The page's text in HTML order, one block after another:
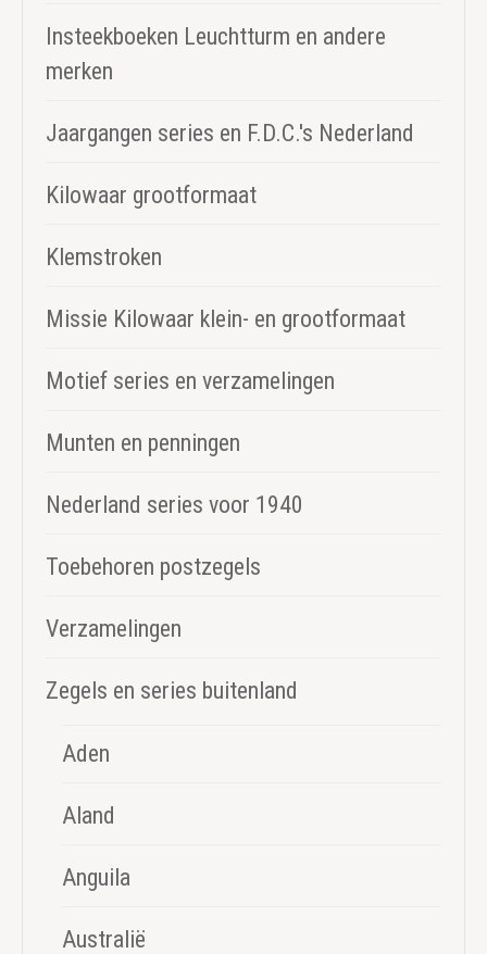
Insteekboeken Leuchtturm en andere
merken
Jaargangen series en F.D.C.'s Nederland
Kilowaar grootformaat
Klemstroken
Missie Kilowaar klein- en grootformaat
Motief series en verzamelingen
Munten en penningen
Nederland series voor 1940
Toebehoren postzegels
Verzamelingen
Zegels en series buitenland
Aden
Aland
Anguila
Australië